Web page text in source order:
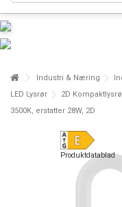
Industri & Næring
LED Lysrør
2D
3500K, erstatter 28W, 2D
Produktdatablad